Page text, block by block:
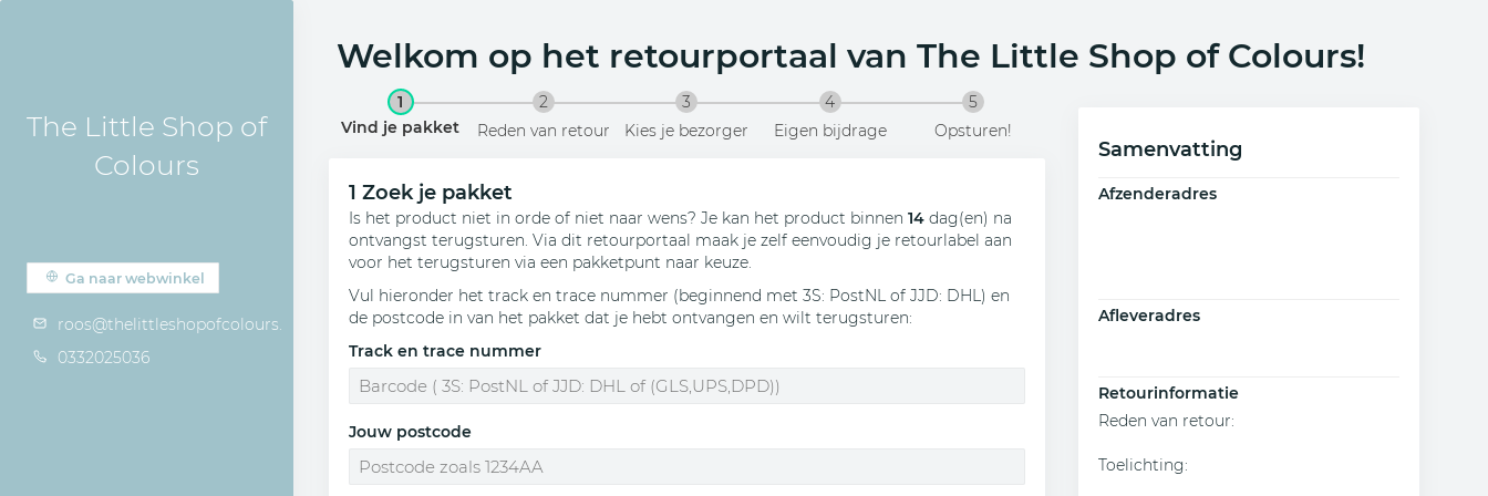
The Little Shop of
Colours
Ga naar webwinkel
roos@thelittleshopofcolours.com
0332025036
Welkom op het retourportaal van The Little Shop of Colours!
1
Vind je pakket
2
Reden van retour
3
Kies je bezorger
4
Eigen bijdrage
5
Opsturen!
1Zoek je pakket
Is het product niet in orde of niet naar wens? Je kan het product binnen14 dag(en) na
ontvangst terugsturen. Via dit retourportaal maak je zelf eenvoudig je retourlabel aan
voor het terugsturen via een pakketpunt naar keuze.
Vul hieronder het track en trace nummer (beginnend met 3S: PostNL of JJD: DHL) en
de postcode in van het pakket dat je hebt ontvangen en wilt terugsturen:
Track en trace nummer
Jouw postcode
Samenvatting
Afzenderadres
Afleveradres
Retourinformatie
Reden van retour:
Toelichting: